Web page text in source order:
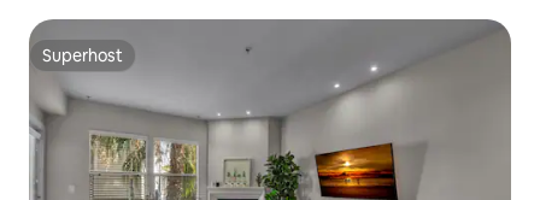
Superhost
Superhost